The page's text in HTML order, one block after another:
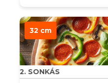
32 cm
2. SONKÁS